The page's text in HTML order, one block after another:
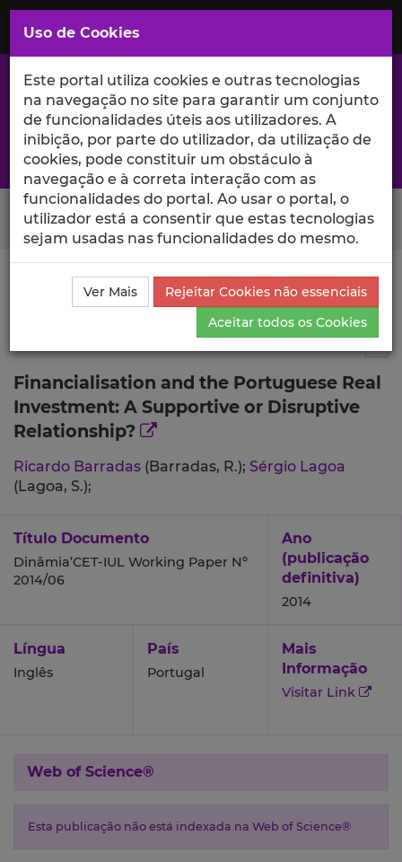
Saltar
para
Conteúdo
Principal
A excelência da investigação e ciência no Iscte
Search Button
Ciência_Iscte Publicações
Descrição Detalhada da
Publicação
Financialisation and the Portuguese Real
Investment: A Supportive or Disruptive
Relationship?
Ricardo Barradas (Barradas, R.); Sérgio Lagoa
(Lagoa, S.);
Título Documento
Dinâmia’CET-IUL Working Paper Nº
2014/06
Ano
(publicação
definitiva)
2014
Língua
Inglês
País
Portugal
Mais
Informação
Visitar Link
Web of Science®
Esta publicação não está indexada na Web of Science®
Uso de Cookies
Este portal utiliza cookies e outras tecnologias
na navegação no site para garantir um conjunto
de funcionalidades úteis aos utilizadores. A
inibição, por parte do utilizador, da utilização de
cookies, pode constituir um obstáculo à
navegação e à correta interação com as
funcionalidades do portal. Ao usar o portal, o
utilizador está a consentir que estas tecnologias
sejam usadas nas funcionalidades do mesmo.
Ver Mais
Rejeitar Cookies não essenciais
Aceitar todos os Cookies